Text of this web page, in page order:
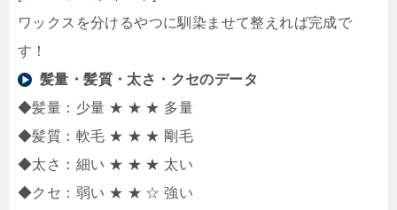
ワックスを分けるやつに馴染ませて整えれば完成で
す！
髪量・髪質・太さ・クセのデータ
◆髪量：少量 ★ ★ ★ 多量
◆髪質：軟毛 ★ ★ ★ 剛毛
◆太さ：細い ★ ★ ★ 太い
◆クセ：弱い ★ ★ ☆ 強い